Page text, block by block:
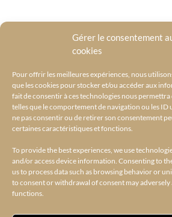
Gérer le consentement
cookies
Pour offrir les meilleures expériences, nous
que les cookies pour stocker et/ou accéder aux
fait de consentir à ces technologies nous
telles que le comportement de navigation ou les ID
ne pas consentir ou de retirer son consentement
certaines caractéristiques et fonctions.
To provide the best experiences, we use
and/or access device information. Consenting to
us to process data such as browsing behavior or
to consent or withdrawal of consent may
functions.
@BYRACKEL